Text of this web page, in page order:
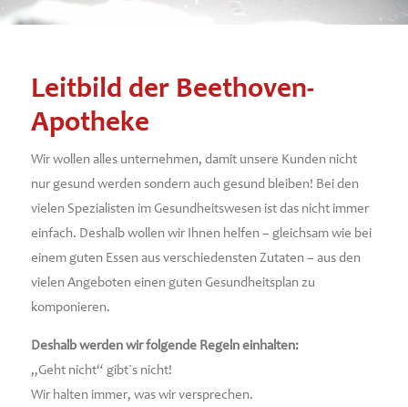
Leitbild der Beethoven-
Apotheke
Wir wollen alles unternehmen, damit unsere Kunden nicht
nur gesund werden sondern auch gesund bleiben! Bei den
vielen Spezialisten im Gesundheitswesen ist das nicht immer
einfach. Deshalb wollen wir Ihnen helfen – gleichsam wie bei
einem guten Essen aus verschiedensten Zutaten – aus den
vielen Angeboten einen guten Gesundheitsplan zu
komponieren.
Deshalb werden wir folgende Regeln einhalten:
„Geht nicht“ gibt`s nicht!
Wir halten immer, was wir versprechen.